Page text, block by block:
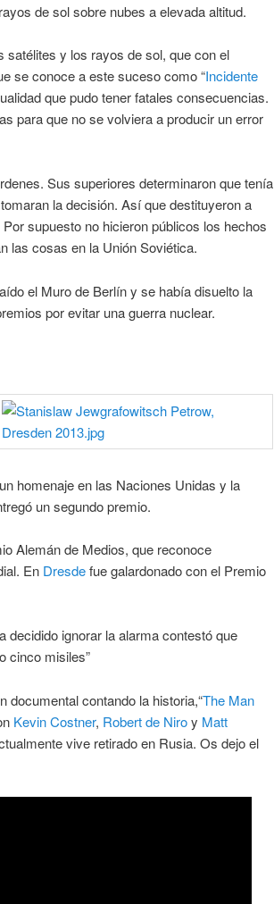
de sol sobre nubes a elevada altitud.
satélites y los rayos de sol, que con el
se conoce a este suceso como “Incidente
que pudo tener fatales consecuencias.
para que no se volviera a producir un error
Sus superiores determinaron que tenía
la decisión. Así que destituyeron a
supuesto no hicieron públicos los hechos
las cosas en la Unión Soviética.
el Muro de Berlín y se había disuelto la
por evitar una guerra nuclear.
homenaje en las Naciones Unidas y la
un segundo premio.
Alemán de Medios, que reconoce
En Dresdefue galardonado con el Premio
decidido ignorar la alarma contestó que
cinco misiles”
documental contando la historia,“The Man
Kevin Costner, Robert de Niroy Matt
vive retirado en Rusia. Os dejo el